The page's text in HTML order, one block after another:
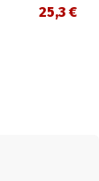
25,3 €